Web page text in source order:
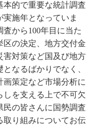
本的で重要な統計調査
施年となっていま
から100年目に当た
区の決定、地方交付金
害対策など国及び地方
なるばかりでなく、
画策定など市場分析に
しを支える上で不可欠
民の皆さんに国勢調査
取り組みについてお伝